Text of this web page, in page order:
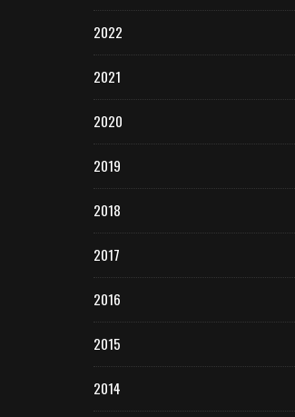
2022
2021
2020
2019
2018
2017
2016
2015
2014